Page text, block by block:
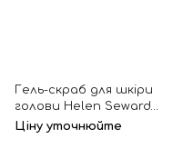
Гель-скраб для шкіри
голови Helen Seward
Therapy
Ціну уточнюйте